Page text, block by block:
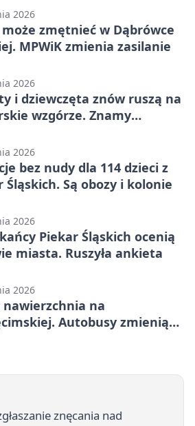
2026
może zmętnieć w Dąbrówce
MPWiK zmienia zasilanie
2026
i dziewczęta znów ruszą na
wzgórze. Znamy
2026
bez nudy dla 114 dzieci z
Śląskich. Są obozy i kolonie
2026
Piekar Śląskich ocenią
miasta. Ruszyła ankieta
2026
nawierzchnia na
Autobusy zmienią
znęcania nad